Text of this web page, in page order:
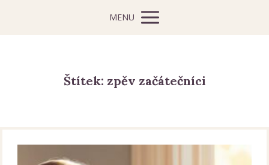
MENU
Štítek: zpěv začátečníci